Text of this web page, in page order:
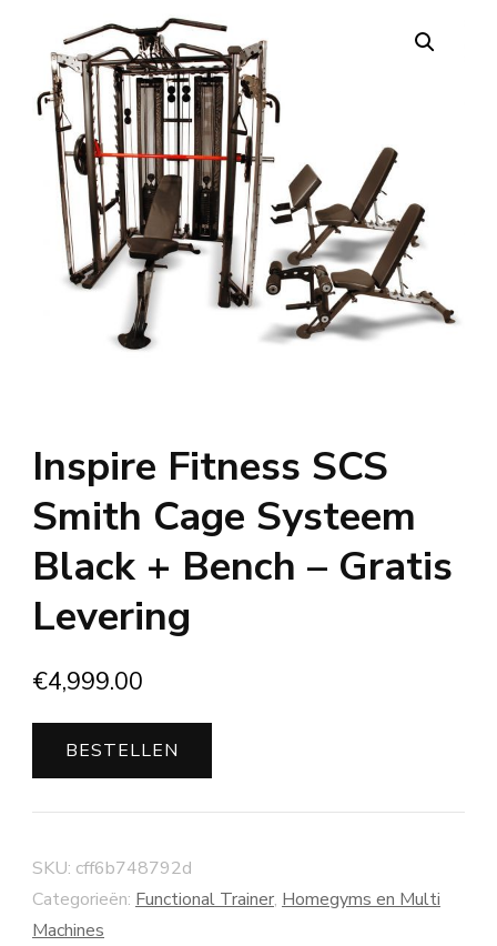
Inspire Fitness SCS
Smith Cage Systeem
Black + Bench – Gratis
Levering
€4,999.00
BESTELLEN
SKU: cff6b748792d
Categorieën: Functional Trainer, Homegyms en Multi
Machines